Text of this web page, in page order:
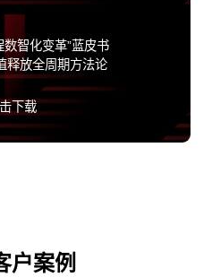
智化变革”蓝皮书
释放全周期方法论
下载
户案例